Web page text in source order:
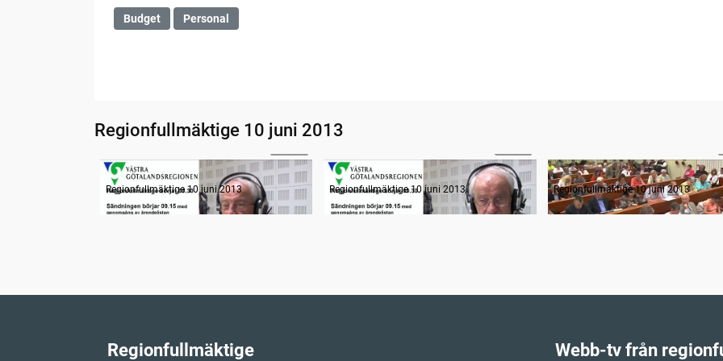
Budget Personal
Regionfullmäktige 10 juni 2013
Radion informerar
Regionfullmäktige 10 juni 2013
Radion informerar, fortsättning
Regionfullmäktige 10 juni 2013
Sammanträdets öppnande
Regionfullmäktige 10 juni 2013
Regionfullmäktige Webb-tv från